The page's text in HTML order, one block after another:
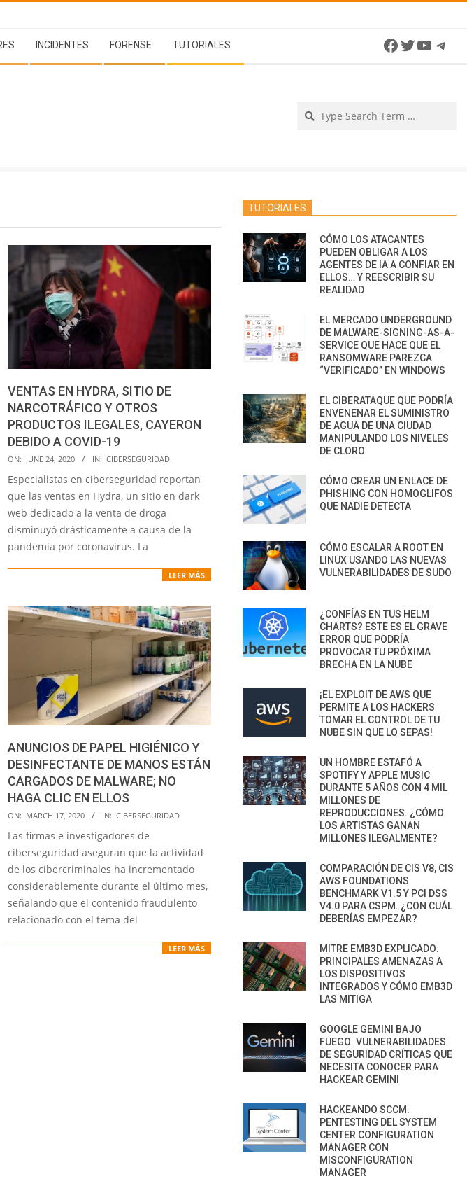
INCIDENTES FORENSE TUTORIALES Facebook
Twitter
VENTAS EN HYDRA, SITIO DE
NARCOTRÁFICO Y OTROS
PRODUCTOS ILEGALES, CAYERON
DEBIDO A COVID-19
2020-
06-
ON: JUNE 24, 2020 IN: CIBERSEGURIDAD
Especialistas en ciberseguridad reportan
que las ventas en Hydra, un sitio en dark
web dedicado a la venta de droga
disminuyó drásticamente a causa de la
pandemia por coronavirus. La
LEER MÁS
ANUNCIOS DE PAPEL HIGIÉNICO Y
DESINFECTANTE DE MANOS ESTÁN
CARGADOS DE MALWARE; NO
HAGA CLIC EN ELLOS
2020-
03-
17
ON: MARCH 17, 2020 IN: CIBERSEGURIDAD
Las firmas e investigadores de
ciberseguridad aseguran que la actividad
de los cibercriminales ha incrementado
considerablemente durante el último mes,
señalando que el contenido fraudulento
relacionado con el tema del
LEER MÁS
TUTORIALES
CÓMO LOS ATACANTES
PUEDEN OBLIGAR A LOS
AGENTES DE IA A CONFIAR EN
ELLOS… Y REESCRIBIR SU
REALIDAD
EL MERCADO UNDERGROUND
DE MALWARE-SIGNING-AS-A-
SERVICE QUE HACE QUE EL
RANSOMWARE PAREZCA
“VERIFICADO” EN WINDOWS
EL CIBERATAQUE QUE PODRÍA
ENVENENAR EL SUMINISTRO
DE AGUA DE UNA CIUDAD
MANIPULANDO LOS NIVELES
DE CLORO
CÓMO CREAR UN ENLACE DE
PHISHING CON HOMOGLIFOS
QUE NADIE DETECTA
CÓMO ESCALAR A ROOT EN
LINUX USANDO LAS NUEVAS
VULNERABILIDADES DE SUDO
¿CONFÍAS EN TUS HELM
CHARTS? ESTE ES EL GRAVE
ERROR QUE PODRÍA
PROVOCAR TU PRÓXIMA
BRECHA EN LA NUBE
¡EL EXPLOIT DE AWS QUE
PERMITE A LOS HACKERS
TOMAR EL CONTROL DE TU
NUBE SIN QUE LO SEPAS!
UN HOMBRE ESTAFÓ A
SPOTIFY Y APPLE MUSIC
DURANTE 5 AÑOS CON 4 MIL
MILLONES DE
REPRODUCCIONES. ¿CÓMO
LOS ARTISTAS GANAN
MILLONES ILEGALMENTE?
COMPARACIÓN DE CIS V8, CIS
AWS FOUNDATIONS
BENCHMARK V1.5 Y PCI DSS
V4.0 PARA CSPM. ¿CON CUÁL
DEBERÍAS EMPEZAR?
MITRE EMB3D EXPLICADO:
PRINCIPALES AMENAZAS A
LOS DISPOSITIVOS
INTEGRADOS Y CÓMO EMB3D
LAS MITIGA
GOOGLE GEMINI BAJO
FUEGO: VULNERABILIDADES
DE SEGURIDAD CRÍTICAS QUE
NECESITA CONOCER PARA
HACKEAR GEMINI
HACKEANDO SCCM:
PENTESTING DEL SYSTEM
CENTER CONFIGURATION
MANAGER CON
MISCONFIGURATION
MANAGER